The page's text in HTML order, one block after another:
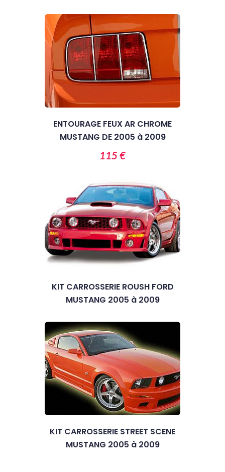
ENTOURAGE FEUX AR CHROME
MUSTANG DE 2005 à 2009
115 €
KIT CARROSSERIE ROUSH FORD
MUSTANG 2005 à 2009
KIT CARROSSERIE STREET SCENE
MUSTANG 2005 à 2009